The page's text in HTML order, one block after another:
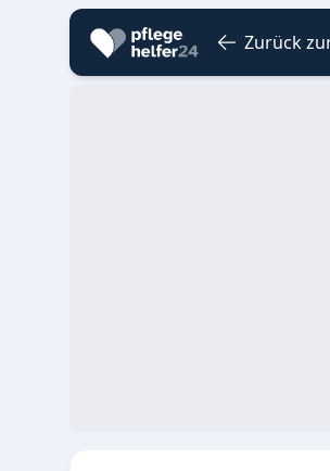
Zurück